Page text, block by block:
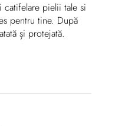
catifelare pielii tale si
pentru tine. După
și protejată.